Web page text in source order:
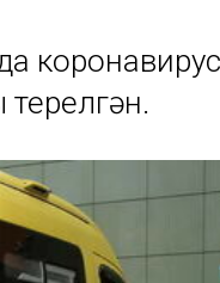
терелгән.